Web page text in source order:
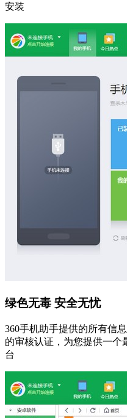
安装
绿色无毒 安全无忧
360手机助手提供的所有信
的审核认证，为您提供一个
台